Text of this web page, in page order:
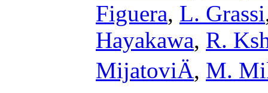
Figuera, L. Grassi
Hayakawa, R.
MijatoviÄ, M.